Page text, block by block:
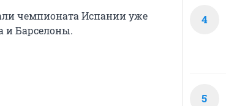
чемпионата Испании уже
и Барселоны.
4
5